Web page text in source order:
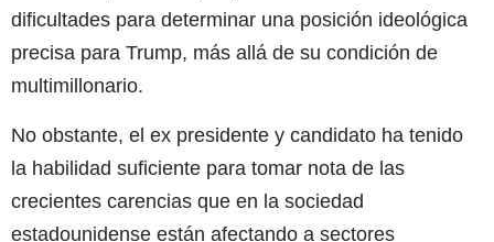
dificultades para determinar una posición ideológica
precisa para Trump, más allá de su condición de
multimillonario.
No obstante, el ex presidente y candidato ha tenido
la habilidad suficiente para tomar nota de las
crecientes carencias que en la sociedad
estadounidense están afectando a sectores